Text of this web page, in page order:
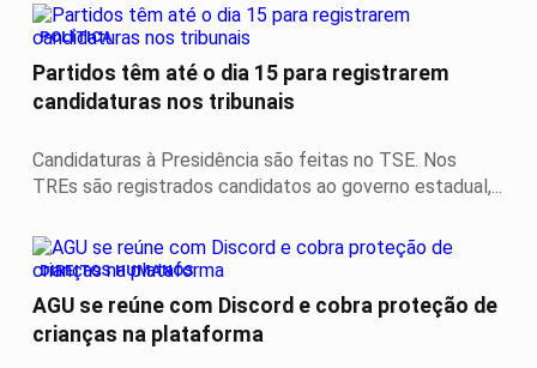
POLÍTICA
Partidos têm até o dia 15 para registrarem
candidaturas nos tribunais
Candidaturas à Presidência são feitas no TSE. Nos
TREs são registrados candidatos ao governo estadual,...
DIREITOS HUMANOS
AGU se reúne com Discord e cobra proteção de
crianças na plataforma